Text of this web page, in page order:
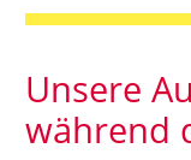
Unsere
während